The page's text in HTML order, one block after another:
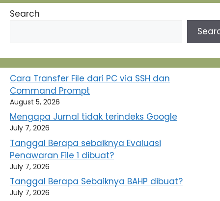
Search
Cara Transfer File dari PC via SSH dan
Command Prompt
August 5, 2026
Mengapa Jurnal tidak terindeks Google
July 7, 2026
Tanggal Berapa sebaiknya Evaluasi
Penawaran File 1 dibuat?
July 7, 2026
Tanggal Berapa Sebaiknya BAHP dibuat?
July 7, 2026